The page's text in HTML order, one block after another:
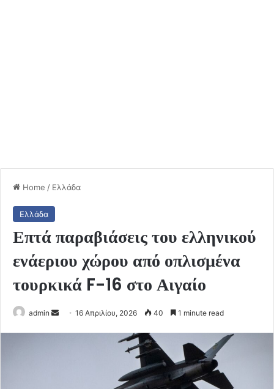
Home / Ελλάδα
Ελλάδα
Επτά παραβιάσεις του ελληνικού
ενάεριου χώρου από οπλισμένα
τουρκικά F-16 στο Αιγαίο
admin
Send16 Απριλίου, 2026 40 1 minute read